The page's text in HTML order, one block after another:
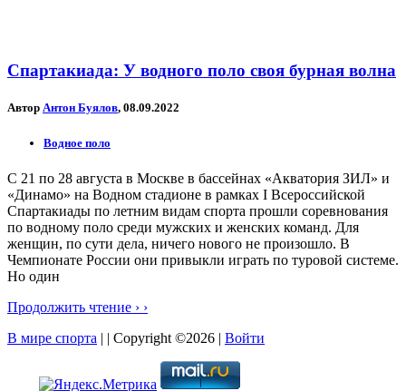
Спартакиада: У водного поло своя бурная волна
Автор Антон Буялов, 08.09.2022
Водное поло
С 21 по 28 августа в Москве в бассейнах «Акватория ЗИЛ» и
«Динамо» на Водном стадионе в рамках I Всероссийской
Спартакиады по летним видам спорта прошли соревнования
по водному поло среди мужских и женских команд. Для
женщин, по сути дела, ничего нового не произошло. В
Чемпионате России они привыкли играть по туровой системе.
Но один
Продолжить чтение › ›
В мире спорта | | Copyright ©2026 | Войти